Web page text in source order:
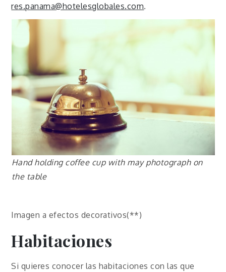
res.panama@hotelesglobales.com.
Hand holding coffee cup with may photograph on
the table
Imagen a efectos decorativos(**)
Habitaciones
Si quieres conocer las habitaciones con las que